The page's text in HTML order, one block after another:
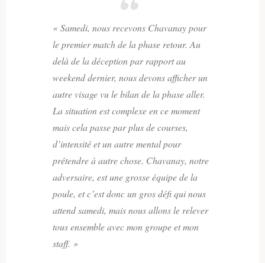
« Samedi, nous recevons Chavanay pour
le premier match de la phase retour. Au
delà de la déception par rapport au
weekend dernier, nous devons afficher un
autre visage vu le bilan de la phase aller.
La situation est complexe en ce moment
mais cela passe par plus de courses,
d’intensité et un autre mental pour
prétendre à autre chose. Chavanay, notre
adversaire, est une grosse équipe de la
poule, et c’est donc un gros défi qui nous
attend samedi, mais nous allons le relever
tous ensemble avec mon groupe et mon
staff. »